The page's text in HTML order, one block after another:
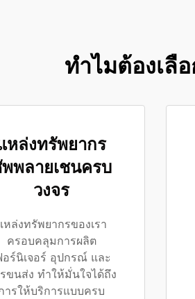
ทำไมต้องเลือ
หล่งทรัพยากร
พลายเชนครบ
วงจร
หล่งทรัพยากรของเรา
ครอบคลุมการผลิต
อร์นิเจอร์ อุปกรณ์ และ
ขนส่ง ทำให้มั่นใจได้ถึง
ารให้บริการแบบครบ